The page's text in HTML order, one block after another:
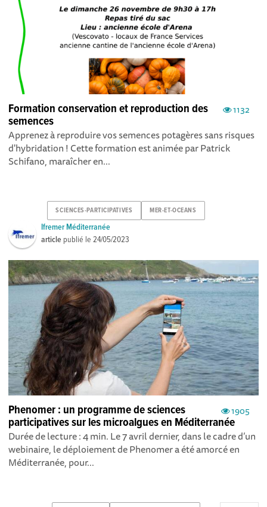
1132
Formation conservation et reproduction des
semences
Apprenez à reproduire vos semences potagères sans risques
d'hybridation ! Cette formation est animée par Patrick
Schifano, maraîcher en...
SCIENCES-PARTICIPATIVES MER-ET-OCEANS
Ifremer Méditerranée
article publié le24/05/2023
1905
Phenomer : un programme de sciences
participatives sur les microalgues en Méditerranée
Durée de lecture : 4 min. Le 7 avril dernier, dans le cadre d’un
webinaire, le déploiement de Phenomer a été amorcé en
Méditerranée, pour...